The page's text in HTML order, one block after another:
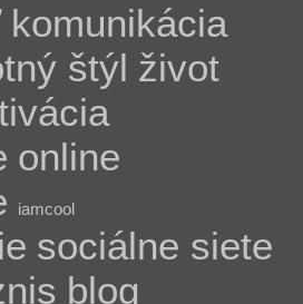
komunikácia
štýl život
online
iamcool
sociálne siete
blog